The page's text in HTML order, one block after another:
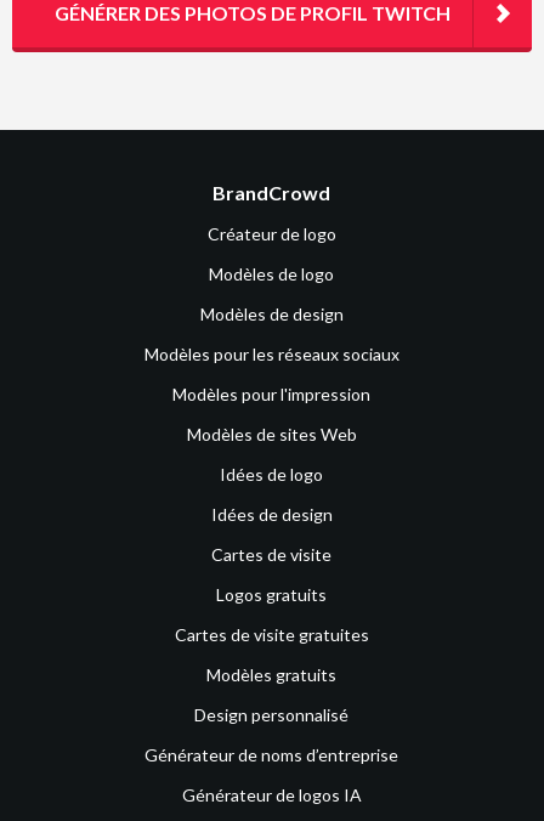
GÉNÉRER DES PHOTOS DE PROFIL TWITCH
BrandCrowd
Créateur de logo
Modèles de logo
Modèles de design
Modèles pour les réseaux sociaux
Modèles pour l'impression
Modèles de sites Web
Idées de logo
Idées de design
Cartes de visite
Logos gratuits
Cartes de visite gratuites
Modèles gratuits
Design personnalisé
Générateur de noms d’entreprise
Générateur de logos IA